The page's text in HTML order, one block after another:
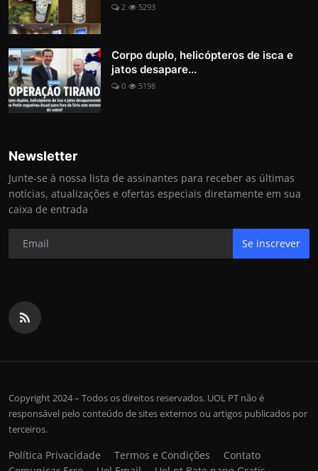
2 5293
Corpo duplo, helicópteros de isca e
jatos desapare...
0 5198
Newsletter
Junte-se à nossa lista de assinantes para receber as últimas
notícias, atualizações e ofertas especiais diretamente em sua
caixa de entrada
Se inscrever
Copyright 2024 – Todos os direitos reservados. UOL PT não é
responsável pelo conteúdo de sites externos ou artigos publicados por
terceiros.
Política Privacidade Termos e Condições
Contato